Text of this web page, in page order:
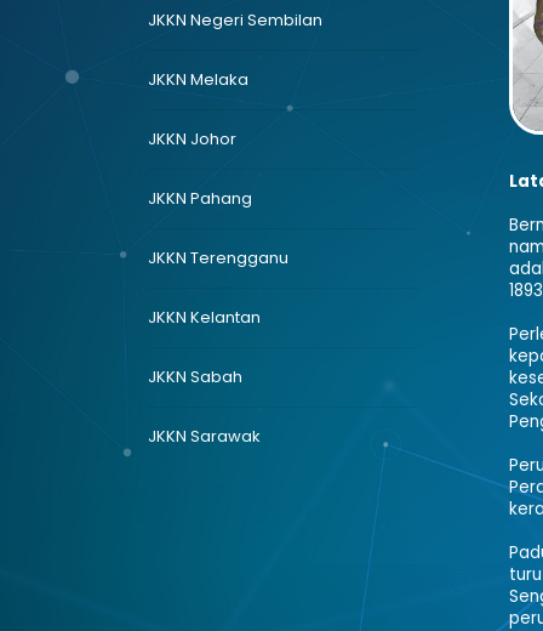
JKKN Negeri Sembilan
JKKN Melaka
JKKN Johor
JKKN Pahang
JKKN Terengganu
JKKN Kelantan
JKKN Sabah
JKKN Sarawak